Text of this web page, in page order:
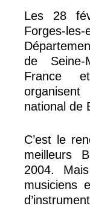
Les 28
Forges-
de
France
national de
C’est le
meilleurs
2004.
musiciens